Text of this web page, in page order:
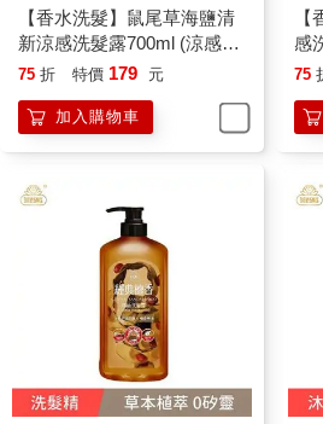
【香水洗髮】鼠尾草海鹽清
新涼感洗髮露700ml (涼感／
經典香氛/國民洗髮精/香水洗
75 折 特價 179 元
加入購物車
感
氛/
75